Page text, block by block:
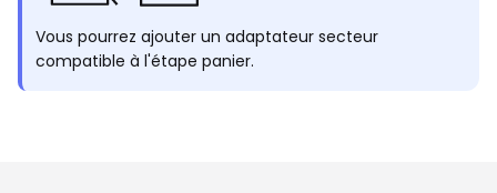
Vous pourrez ajouter un adaptateur secteur
compatible à l'étape panier.